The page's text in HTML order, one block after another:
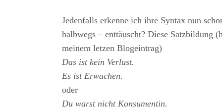
Jedenfalls erkenne ich ihre Syntax nun
halbwegs – enttäuscht? Diese Satzbildung
meinem letzen Blogeintrag)
Das ist kein Verlust.
Es ist Erwachen.
oder
Du warst nicht Konsumentin.